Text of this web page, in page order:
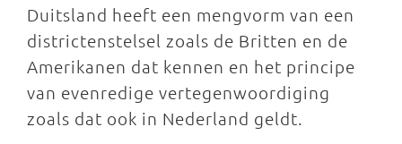
Duitsland heeft een mengvorm van een
districtenstelsel zoals de Britten en de
Amerikanen dat kennen en het principe
van evenredige vertegenwoordiging
zoals dat ook in Nederland geldt.